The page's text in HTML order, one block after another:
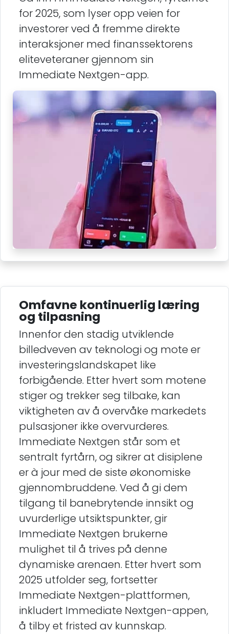
for 2025, som lyser opp veien for
investorer ved å fremme direkte
interaksjoner med finanssektorens
eliteveteraner gjennom sin
Immediate Nextgen-app.
Omfavne kontinuerlig læring
og tilpasning
Innenfor den stadig utviklende
billedveven av teknologi og mote er
investeringslandskapet like
forbigående. Etter hvert som motene
stiger og trekker seg tilbake, kan
viktigheten av å overvåke markedets
pulsasjoner ikke overvurderes.
Immediate Nextgen står som et
sentralt fyrtårn, og sikrer at disiplene
er à jour med de siste økonomiske
gjennombruddene. Ved å gi dem
tilgang til banebrytende innsikt og
uvurderlige utsiktspunkter, gir
Immediate Nextgen brukerne
mulighet til å trives på denne
dynamiske arenaen. Etter hvert som
2025 utfolder seg, fortsetter
Immediate Nextgen-plattformen,
inkludert Immediate Nextgen-appen,
å tilby et fristed av kunnskap.